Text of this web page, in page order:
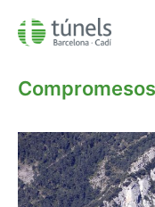
Cadí
AWAI
Seguretat Vial